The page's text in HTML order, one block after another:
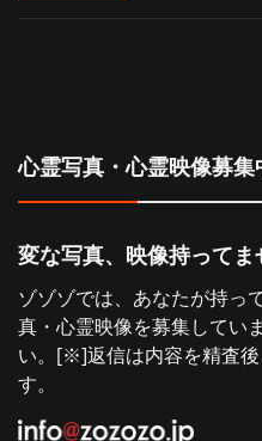
心霊写真・心霊映像募集
変な写真、映像持ってま
ゾゾゾでは、あなたが持っ
真・心霊映像を募集してい
い。[※]返信は内容を精査
す。